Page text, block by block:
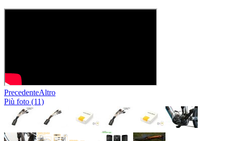
PrecedenteAltro
Più foto (11)